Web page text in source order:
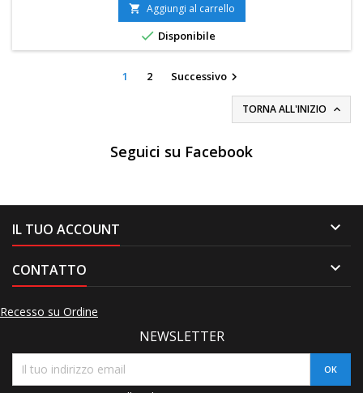
 Aggiungi al carrello
 Disponibile
1 2 Successivo
TORNA ALL'INIZIO 
Seguici su Facebook
IL TUO ACCOUNT 
CONTATTO 
Recesso su Ordine
NEWSLETTER